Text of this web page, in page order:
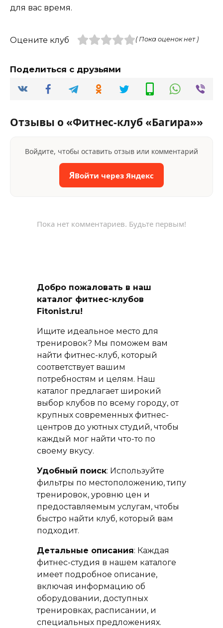
для вас время.
Оцените клуб ( Пока оценок нет )
Поделиться с друзьями
Отзывы о «Фитнес-клуб «Багира»»
Войдите, чтобы оставить отзыв или комментарий
ЯВойти через Яндекс
Пока нет комментариев. Будьте первым!
Добро пожаловать в наш
каталог фитнес-клубов
Fitonist.ru!
Ищите идеальное место для
тренировок? Мы поможем вам
найти фитнес-клуб, который
соответствует вашим
потребностям и целям. Наш
каталог предлагает широкий
выбор клубов по всему городу, от
крупных современных фитнес-
центров до уютных студий, чтобы
каждый мог найти что-то по
своему вкусу.
Удобный поиск: Используйте
фильтры по местоположению, типу
тренировок, уровню цен и
предоставляемым услугам, чтобы
быстро найти клуб, который вам
подходит.
Детальные описания: Каждая
фитнес-студия в нашем каталоге
имеет подробное описание,
включая информацию об
оборудовании, доступных
тренировках, расписании, и
специальных предложениях.